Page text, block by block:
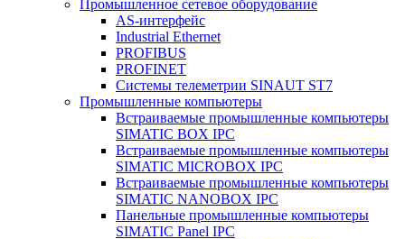
Промышленное сетевое оборудование
AS-интерфейс
Industrial Ethernet
PROFIBUS
PROFINET
Системы телеметрии SINAUT ST7
Промышленные компьютеры
Встраиваемые промышленные компьютеры
SIMATIC BOX IPC
Встраиваемые промышленные компьютеры
SIMATIC MICROBOX IPC
Встраиваемые промышленные компьютеры
SIMATIC NANOBOX IPC
Панельные промышленные компьютеры
SIMATIC Panel IPC